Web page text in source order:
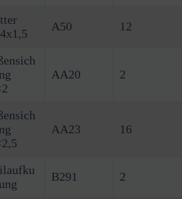
A50 12
AA20 2
AA23 16
B291 2